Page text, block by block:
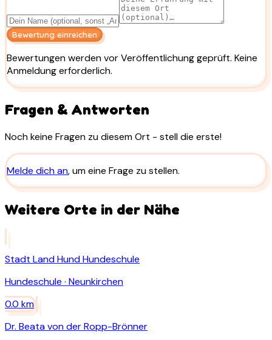
Bewertung einreichen
Bewertungen werden vor Veröffentlichung geprüft. Keine
Anmeldung erforderlich.
Fragen & Antworten
Noch keine Fragen zu diesem Ort - stell die erste!
Melde dich an, um eine Frage zu stellen.
Weitere Orte in der Nähe
Stadt Land Hund Hundeschule
Hundeschule · Neunkirchen
0.0 km
Dr. Beata von der Ropp-Brönner